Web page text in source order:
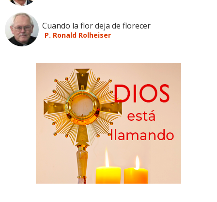
Cuando la flor deja de florecer
P. Ronald Rolheiser